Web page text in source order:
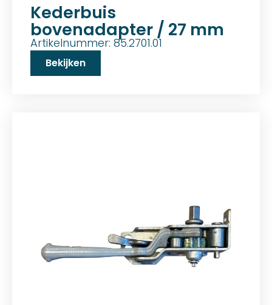
Kederbuis
bovenadapter / 27 mm
Artikelnummer: 85.2701.01
Bekijken